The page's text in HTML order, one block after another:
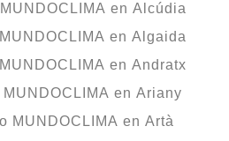
en Alcúdia
en Algaida
en Andratx
en Ariany
MUNDOCLIMA en Artà